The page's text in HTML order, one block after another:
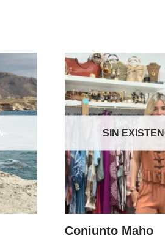
SIN
Conjunto Maho